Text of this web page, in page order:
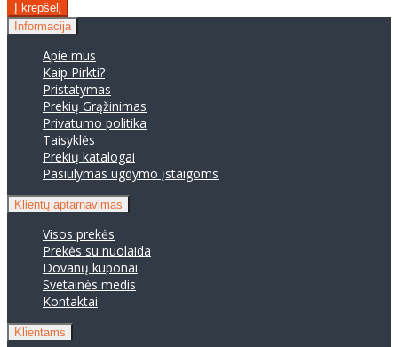
Informacija
Apie mus
Kaip Pirkti?
Pristatymas
Prekių Grąžinimas
Privatumo politika
Taisyklės
Prekių katalogai
Pasiūlymas ugdymo įstaigoms
Klientų aptarnavimas
Visos prekės
Prekės su nuolaida
Dovanų kuponai
Svetainės medis
Kontaktai
Klientams